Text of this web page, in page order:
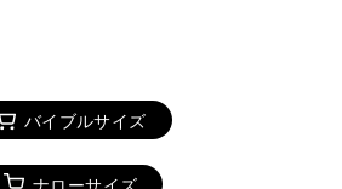
バイブルサイズ